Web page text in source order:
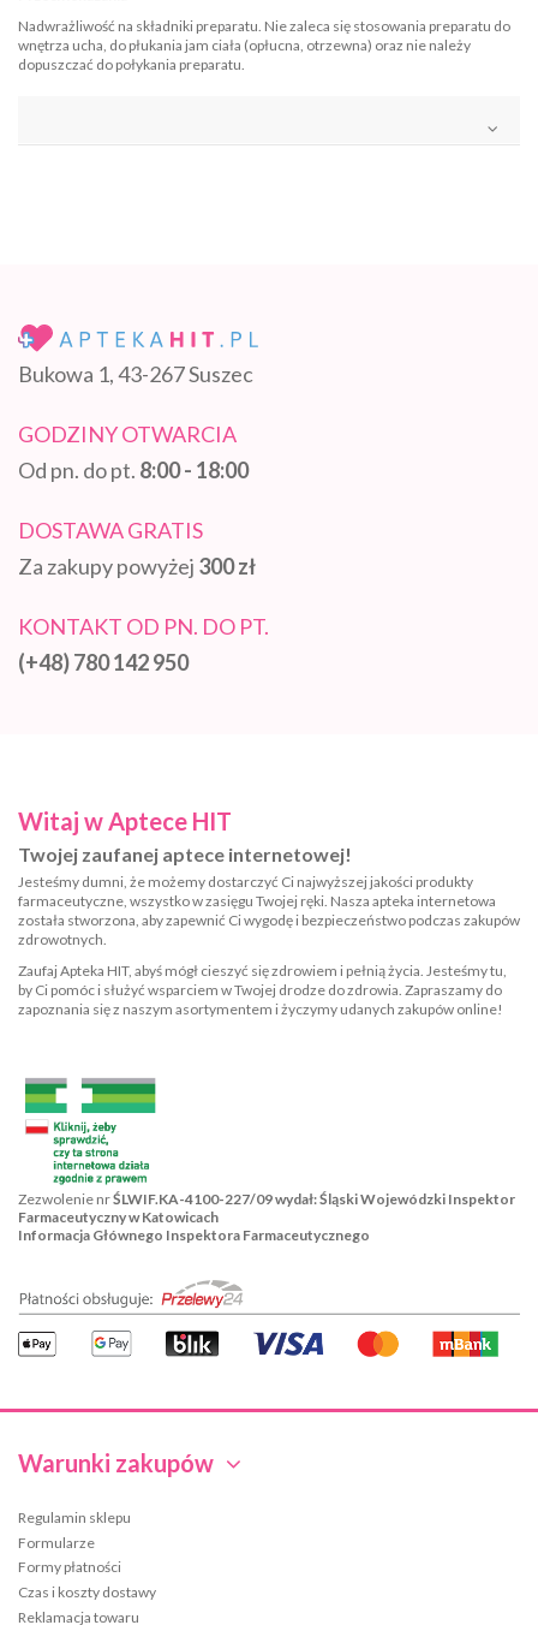
Nadwrażliwość na składniki preparatu. Nie zaleca się stosowania preparatu do
wnętrza ucha, do płukania jam ciała (opłucna, otrzewna) oraz nie należy
dopuszczać do połykania preparatu.
Bukowa 1, 43-267 Suszec
GODZINY OTWARCIA
Od pn. do pt. 8:00 - 18:00
DOSTAWA GRATIS
Za zakupy powyżej 300 zł
KONTAKT OD PN. DO PT.
(+48) 780 142 950
Warunki zakupów
Regulamin sklepu
Formularze
Formy płatności
Czas i koszty dostawy
Reklamacja towaru
Witaj w Aptece HIT
Twojej zaufanej aptece internetowej!
Jesteśmy dumni, że możemy dostarczyć Ci najwyższej jakości produkty
farmaceutyczne, wszystko w zasięgu Twojej ręki. Nasza apteka internetowa
została stworzona, aby zapewnić Ci wygodę i bezpieczeństwo podczas zakupów
zdrowotnych.
Zaufaj Apteka HIT, abyś mógł cieszyć się zdrowiem i pełnią życia. Jesteśmy tu,
by Ci pomóc i służyć wsparciem w Twojej drodze do zdrowia. Zapraszamy do
zapoznania się z naszym asortymentem i życzymy udanych zakupów online!
Zezwolenie nrŚLWIF.KA-4100-227/09 wydał: Śląski Wojewódzki Inspektor
Farmaceutyczny w Katowicach
Informacja Głównego Inspektora Farmaceutycznego